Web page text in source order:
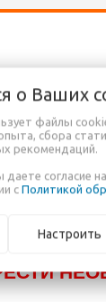
ЕЩЁ
В
НАШИМ
И МЫ
и
о Ваших
файлы
сбора
рекомендаций.
даете согласие
с Политикой
Настроить